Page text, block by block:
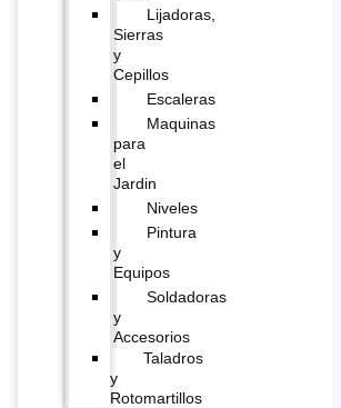
Lijadoras,
Sierras
y
Cepillos
Escaleras
Maquinas
para
el
Jardin
Niveles
Pintura
y
Equipos
Soldadoras
y
Accesorios
Taladros
y
Rotomartillos